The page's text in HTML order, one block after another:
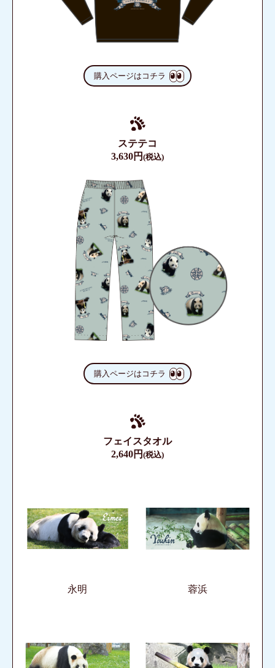
購入ページはコチラ
ステテコ
3,630円 (税込)
購入ページはコチラ
フェイスタオル
2,640円 (税込)
永明 蓉浜